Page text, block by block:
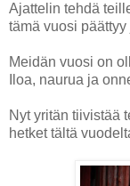
Ajattelin tehdä
tämä vuosi
Meidän vuosi on
Iloa, naurua ja
Nyt yritän tiivistää
hetket tältä